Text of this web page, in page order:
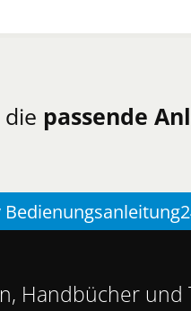
passende
Handbücher und